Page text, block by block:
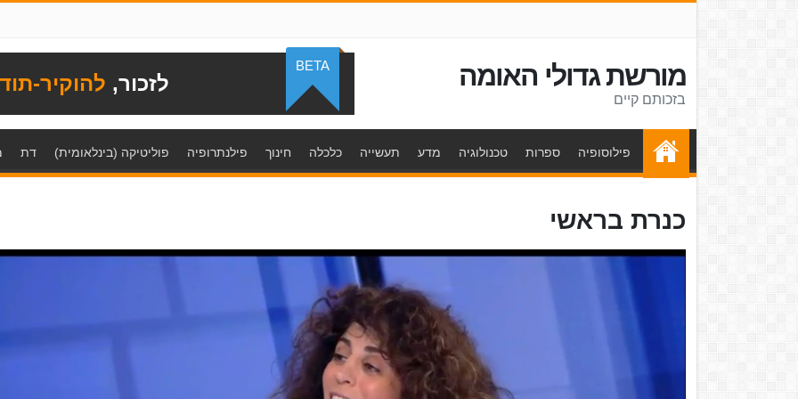
מורשת גדולי האומה
בזכותם קיים
לזכור, להוקיר-
BETA
פילוסופיה ספרות טכנולוגיה מדע תעשייה כלכלה חינוך פילנתרופיה פוליטיקה (בינלאומית) דת
כנרת בראשי